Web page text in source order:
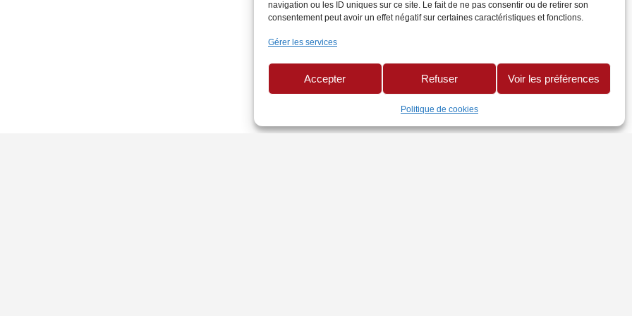
navigation ou les ID uniques sur ce site. Le fait de ne pas consentir ou de retirer son
consentement peut avoir un effet négatif sur certaines caractéristiques et fonctions.
Gérer les services
Accepter Refuser Voir les préférences
Politique de cookies